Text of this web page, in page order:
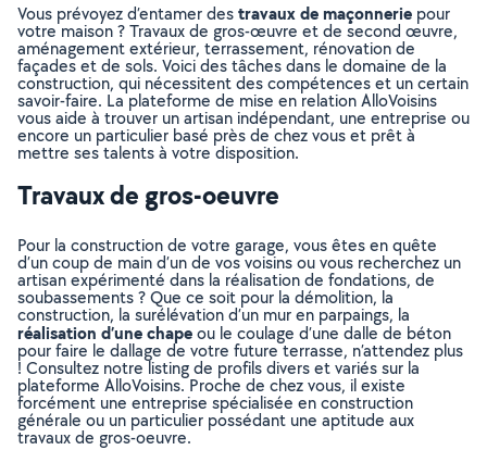
Vous prévoyez d’entamer destravaux de maçonnerie pour
votre maison ? Travaux de gros-œuvre et de second œuvre,
aménagement extérieur, terrassement, rénovation de
façades et de sols. Voici des tâches dans le domaine de la
construction, qui nécessitent des compétences et un certain
savoir-faire. La plateforme de mise en relation AlloVoisins
vous aide à trouver un artisan indépendant, une entreprise ou
encore un particulier basé près de chez vous et prêt à
mettre ses talents à votre disposition.
Travaux de gros-oeuvre
Pour la construction de votre garage, vous êtes en quête
d’un coup de main d’un de vos voisins ou vous recherchez un
artisan expérimenté dans la réalisation de fondations, de
soubassements ? Que ce soit pour la démolition, la
construction, la surélévation d’un mur en parpaings, la
réalisation d’une chapeou le coulage d’une dalle de béton
pour faire le dallage de votre future terrasse, n’attendez plus
! Consultez notre listing de profils divers et variés sur la
plateforme AlloVoisins. Proche de chez vous, il existe
forcément une entreprise spécialisée en construction
générale ou un particulier possédant une aptitude aux
travaux de gros-oeuvre.